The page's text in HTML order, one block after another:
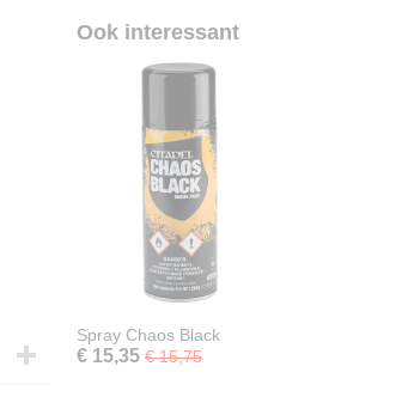
Ook interessant
Spray Chaos Black
€ 15,35 € 15,75